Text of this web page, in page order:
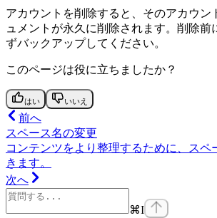
アカウントを削除すると、そのアカウン
ュメントが永久に削除されます。削除前
ずバックアップしてください。
このページは役に立ちましたか？
はい いいえ
前へ
スペース名の変更
コンテンツをより整理するために、スペ
きます。
次へ
⌘I